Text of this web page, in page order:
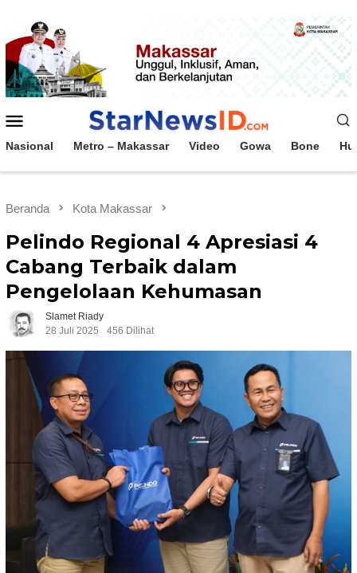
konten
Mobile
Nasional Metro – Makassar Video Gowa Bone
Beranda Kota Makassar
Pelindo Regional 4 Apresiasi 4
Cabang Terbaik dalam
Pengelolaan Kehumasan
Slamet Riady
28 Juli 2025
456 Dilihat